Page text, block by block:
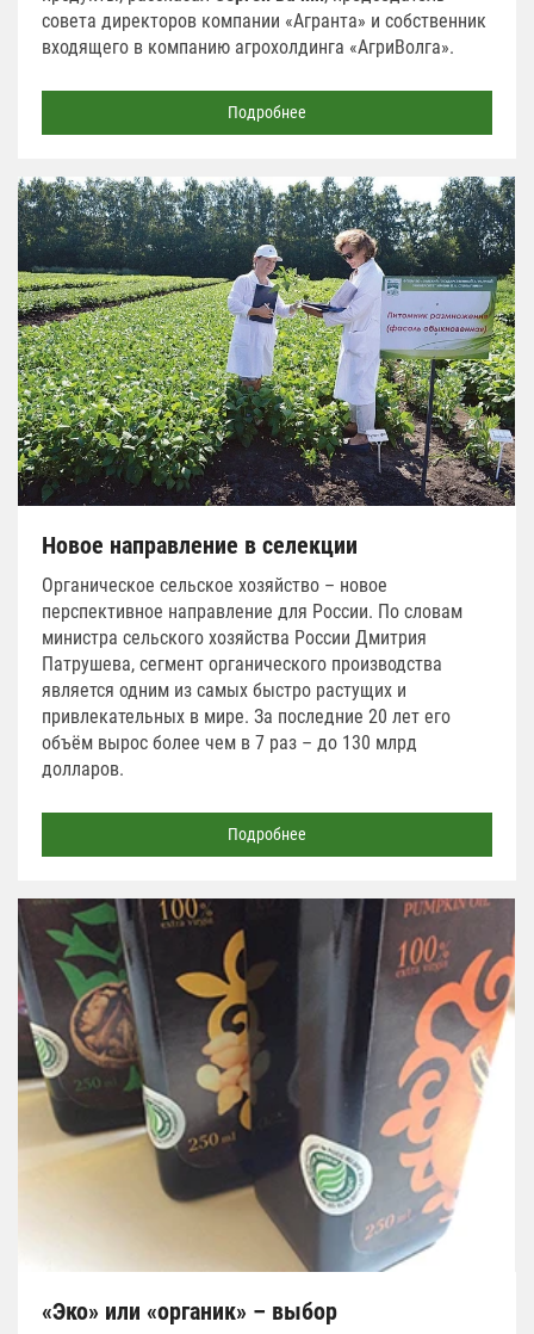
совета директоров компании «Агранта» и собственник
входящего в компанию агрохолдинга «АгриВолга».
Подробнее
Новое направление в селекции
Органическое сельское хозяйство – новое
перспективное направление для России. По словам
министра сельского хозяйства России Дмитрия
Патрушева, сегмент органического производства
является одним из самых быстро растущих и
привлекательных в мире. За последние 20 лет его
объём вырос более чем в 7 раз – до 130 млрд
долларов.
Подробнее
«Эко» или «органик» – выбор